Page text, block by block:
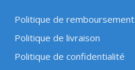
Politique de remboursement
Politique de livraison
Politique de confidentialité